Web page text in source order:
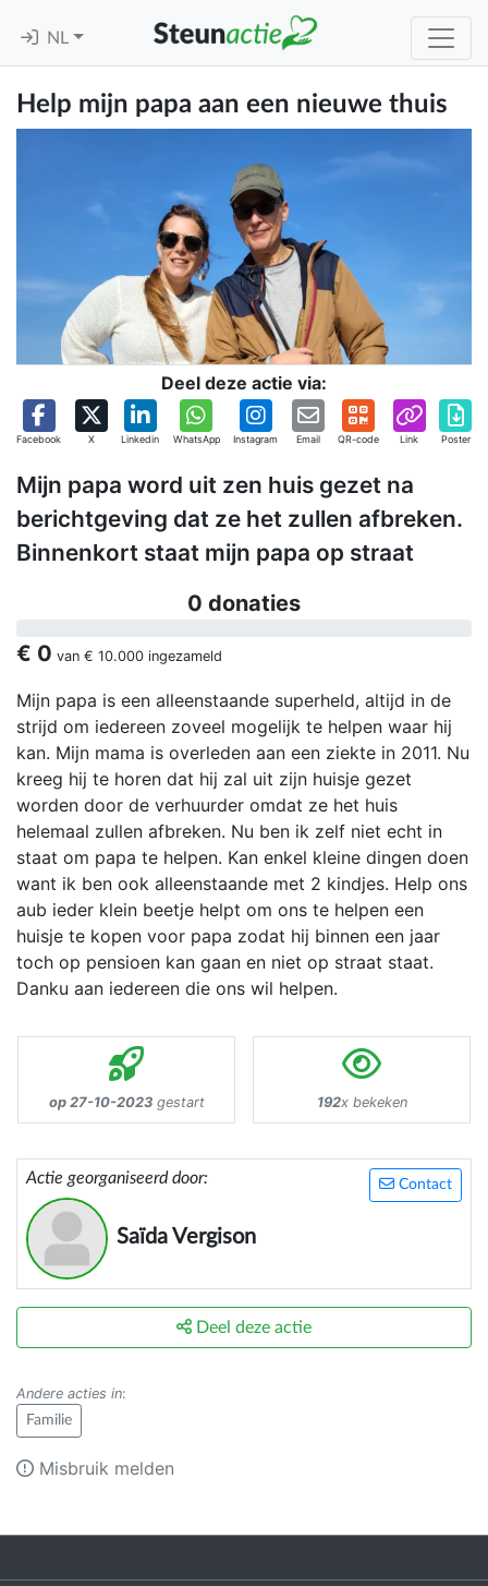
NL
Help mijn papa aan een nieuwe thuis
Deel deze actie via:
Facebook X Linkedin WhatsApp Instagram Email QR-code Link Poster
Mijn papa word uit zen huis gezet na
berichtgeving dat ze het zullen afbreken.
Binnenkort staat mijn papa op straat
0 donaties
€ 0 van € 10.000 ingezameld
Mijn papa is een alleenstaande superheld, altijd in de
strijd om iedereen zoveel mogelijk te helpen waar hij
kan. Mijn mama is overleden aan een ziekte in 2011. Nu
kreeg hij te horen dat hij zal uit zijn huisje gezet
worden door de verhuurder omdat ze het huis
helemaal zullen afbreken. Nu ben ik zelf niet echt in
staat om papa te helpen. Kan enkel kleine dingen doen
want ik ben ook alleenstaande met 2 kindjes. Help ons
aub ieder klein beetje helpt om ons te helpen een
huisje te kopen voor papa zodat hij binnen een jaar
toch op pensioen kan gaan en niet op straat staat.
Danku aan iedereen die ons wil helpen.
op 27-10-2023gestart 192x bekeken
Contact
Actie georganiseerd door:
Saïda Vergison
Deel deze actie
Andere acties in:
Familie
Misbruik melden